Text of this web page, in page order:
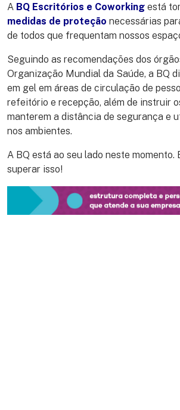
A BQ Escritórios e Coworking está
medidas de proteção necessárias
de todos que frequentam nossos
Seguindo as recomendações dos
Organização Mundial da Saúde, a BQ
em gel em áreas de circulação de
refeitório e recepção, além de instruir
manterem a distância de segurança e
nos ambientes.
A BQ está ao seu lado neste momento.
superar isso!